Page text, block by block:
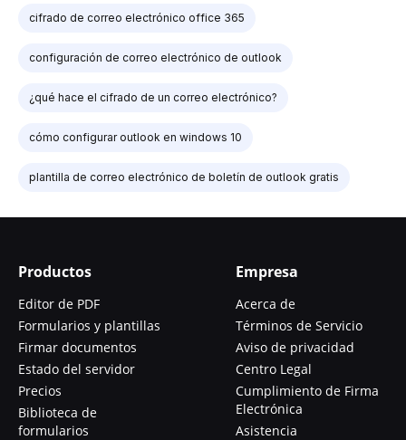
cifrado de correo electrónico office 365
configuración de correo electrónico de outlook
¿qué hace el cifrado de un correo electrónico?
cómo configurar outlook en windows 10
plantilla de correo electrónico de boletín de outlook gratis
Productos
Editor de PDF
Formularios y plantillas
Firmar documentos
Estado del servidor
Precios
Biblioteca de
formularios
Empresa
Acerca de
Términos de Servicio
Aviso de privacidad
Centro Legal
Cumplimiento de Firma
Electrónica
Asistencia